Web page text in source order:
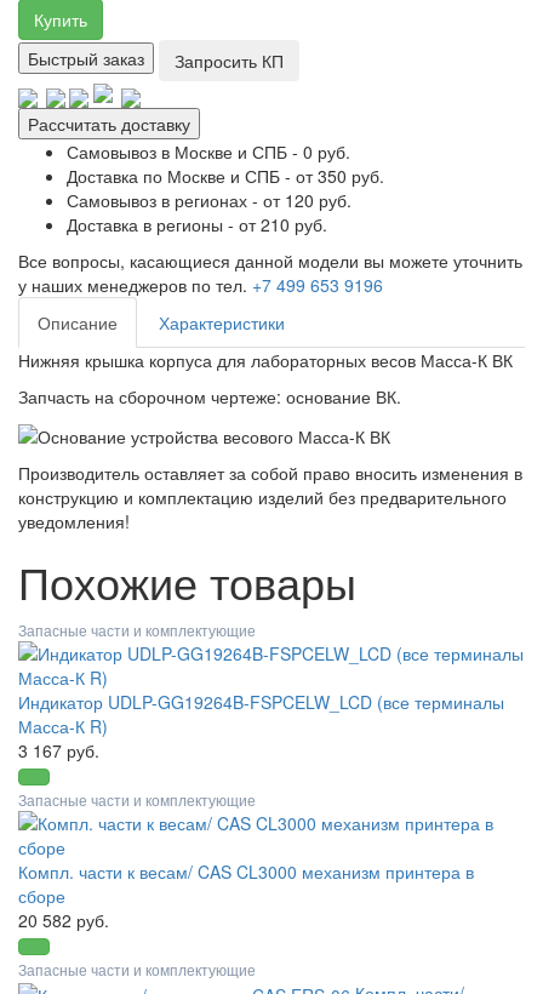
Купить
Быстрый заказ
Запросить КП
Рассчитать доставку
Самовывоз в Москве и СПБ - 0 руб.
Доставка по Москве и СПБ - от 350 руб.
Самовывоз в регионах - от 120 руб.
Доставка в регионы - от 210 руб.
Все вопросы, касающиеся данной модели вы можете уточнить
у наших менеджеров по тел. +7 499 653 9196
Описание
Характеристики
Нижняя крышка корпуса для лабораторных весов Масса-К ВК
Запчасть на сборочном чертеже: основание ВК.
Производитель оставляет за собой право вносить изменения в
конструкцию и комплектацию изделий без предварительного
уведомления!
Похожие товары
Запасные части и комплектующие
Индикатор UDLP-GG19264B-FSPCELW_LCD (все терминалы
Масса-К R)
3 167 руб.
Запасные части и комплектующие
Компл. части к весам/ CAS CL3000 механизм принтера в
сборе
20 582 руб.
Запасные части и комплектующие